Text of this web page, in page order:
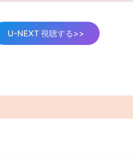
U-NEXT 視聴する>>